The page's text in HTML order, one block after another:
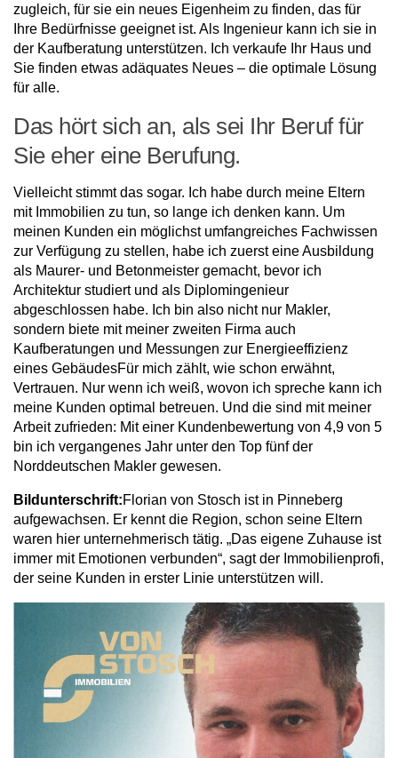
zugleich, für sie ein neues Eigenheim zu finden, das für
Ihre Bedürfnisse geeignet ist. Als Ingenieur kann ich sie in
der Kaufberatung unterstützen. Ich verkaufe Ihr Haus und
Sie finden etwas adäquates Neues – die optimale Lösung
für alle.
Das hört sich an, als sei Ihr Beruf für
Sie eher eine Berufung.
Vielleicht stimmt das sogar. Ich habe durch meine Eltern
mit Immobilien zu tun, so lange ich denken kann. Um
meinen Kunden ein möglichst umfangreiches Fachwissen
zur Verfügung zu stellen, habe ich zuerst eine Ausbildung
als Maurer- und Betonmeister gemacht, bevor ich
Architektur studiert und als Diplomingenieur
abgeschlossen habe. Ich bin also nicht nur Makler,
sondern biete mit meiner zweiten Firma auch
Kaufberatungen und Messungen zur Energieeffizienz
eines GebäudesFür mich zählt, wie schon erwähnt,
Vertrauen. Nur wenn ich weiß, wovon ich spreche kann ich
meine Kunden optimal betreuen. Und die sind mit meiner
Arbeit zufrieden: Mit einer Kundenbewertung von 4,9 von 5
bin ich vergangenes Jahr unter den Top fünf der
Norddeutschen Makler gewesen.
Bildunterschrift:Florian von Stosch ist in Pinneberg
aufgewachsen. Er kennt die Region, schon seine Eltern
waren hier unternehmerisch tätig. „Das eigene Zuhause ist
immer mit Emotionen verbunden“, sagt der Immobilienprofi,
der seine Kunden in erster Linie unterstützen will.